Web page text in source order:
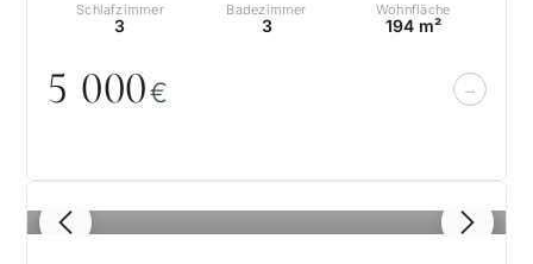
Schlafzimmer
3
Badezimmer
3
Wohnfläche
194 m²
5 000€
1 / 8